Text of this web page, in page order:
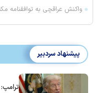
واکنش عراقچی به توافقنامه
پیشنهاد سردبیر